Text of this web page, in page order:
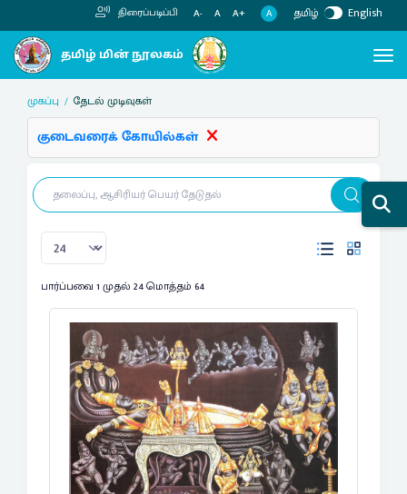
திரைப்படிப்பி A- A A+ A தமிழ் English
முகப்பு தேடல் முடிவுகள்
குடைவரைக் கோயில்கள்
பார்ப்பவை 1 முதல் 24 மொத்தம் 64